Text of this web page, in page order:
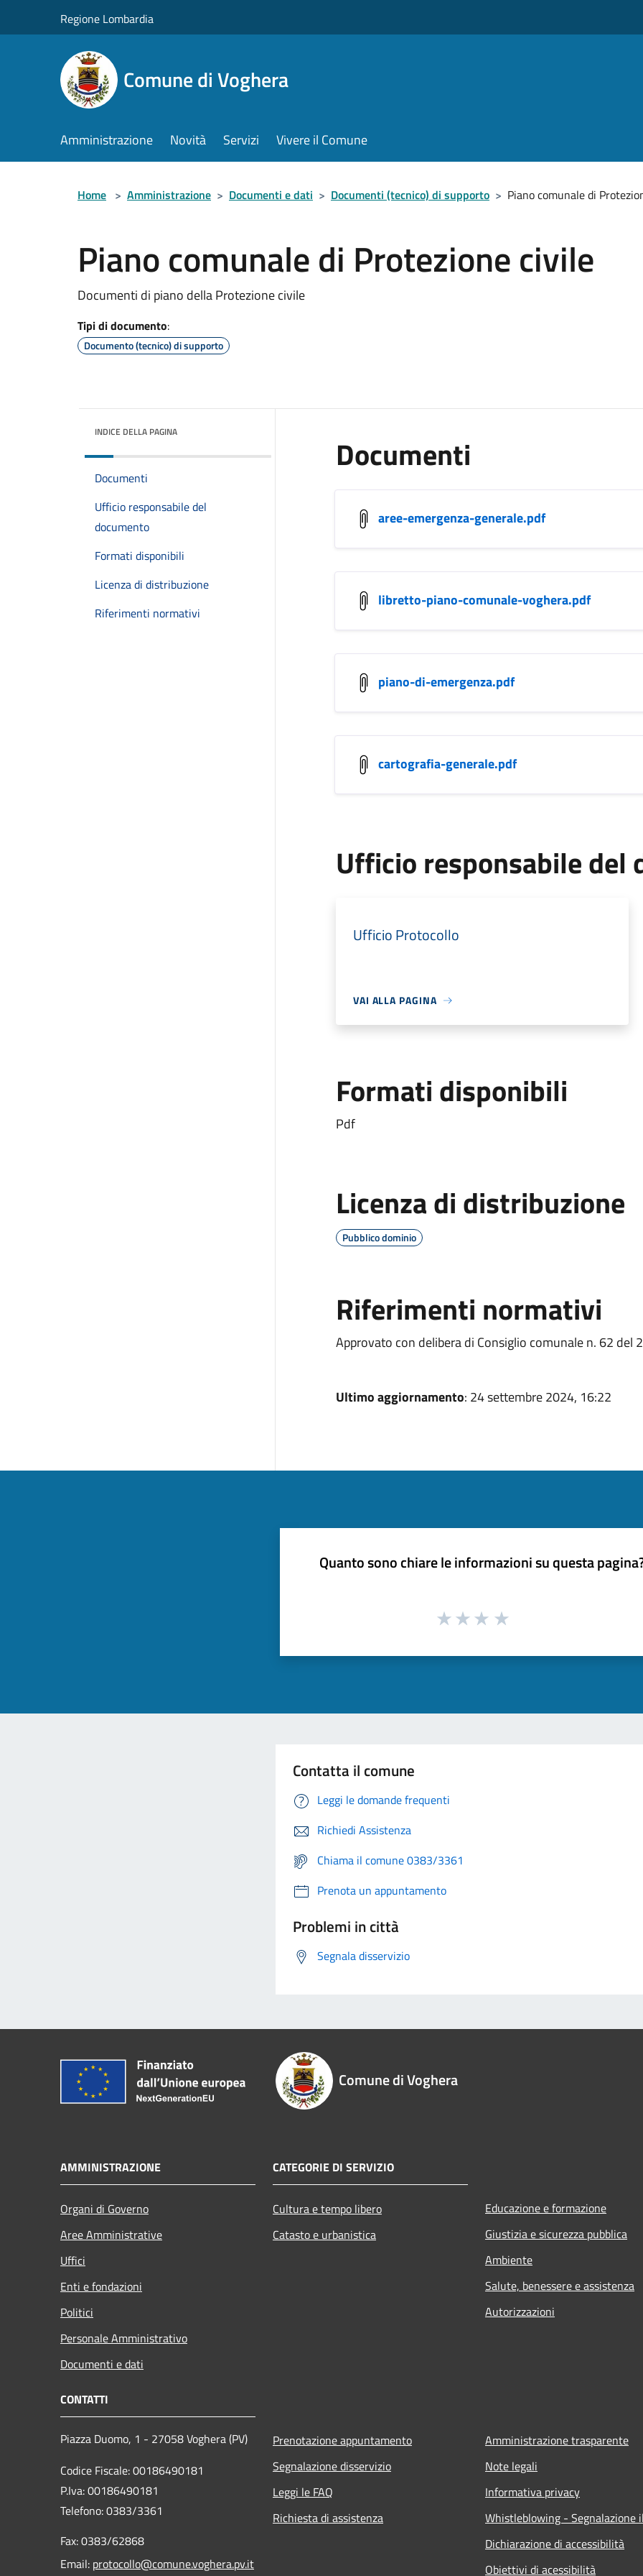
Regione Lombardia
Comune di Voghera
Amministrazione Novità Servizi Vivere il Comune
Home > Amministrazione > Documenti e dati > Documenti (tecnico) di supporto > Piano comunale di
Piano comunale di Protezione civile
Documenti di piano della Protezione civile
Tipi di documento:
Documento (tecnico) di supporto
INDICE DELLA PAGINA
Documenti
Ufficio responsabile del
documento
Formati disponibili
Licenza di distribuzione
Riferimenti normativi
Documenti
aree-emergenza-generale.pdf
libretto-piano-comunale-voghera.pdf
piano-di-emergenza.pdf
cartografia-generale.pdf
Ufficio responsabile del
Ufficio Protocollo
VAI ALLA PAGINA
Formati disponibili
Pdf
Licenza di distribuzione
Pubblico dominio
Riferimenti normativi
Approvato con delibera di Consiglio comunale n. 62 del
Ultimo aggiornamento: 24 settembre 2024, 16:22
Quanto sono chiare le informazioni su questa
Contatta il comune
Leggi le domande frequenti
Richiedi Assistenza
Chiama il comune 0383/3361
Prenota un appuntamento
Problemi in città
Segnala disservizio
Comune di Voghera
AMMINISTRAZIONE
Organi di Governo
Aree Amministrative
Uffici
Enti e fondazioni
Politici
Personale Amministrativo
Documenti e dati
CATEGORIE DI SERVIZIO
Cultura e tempo libero
Catasto e urbanistica
Educazione e formazione
Giustizia e sicurezza pubblica
Ambiente
Salute, benessere e assistenza
Autorizzazioni
CONTATTI
Piazza Duomo, 1 - 27058 Voghera (PV)
Codice Fiscale: 00186490181
P.Iva: 00186490181
Telefono:0383/3361
Fax:0383/62868
Email: protocollo@comune.voghera.pv.it
Prenotazione appuntamento
Segnalazione disservizio
Leggi le FAQ
Richiesta di assistenza
Amministrazione trasparente
Note legali
Informativa privacy
Whistleblowing - Segnalazione
Dichiarazione di accessibilità
Obiettivi di acessibilità